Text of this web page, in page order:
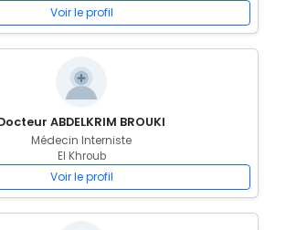
Voir le profil
ABDELKRIM BROUKI
Médecin Interniste
El Khroub
Voir le profil